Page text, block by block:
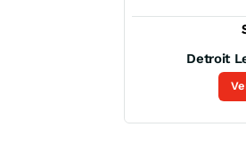
Detroit